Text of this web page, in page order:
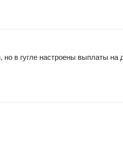
но в гугле настроены выплаты